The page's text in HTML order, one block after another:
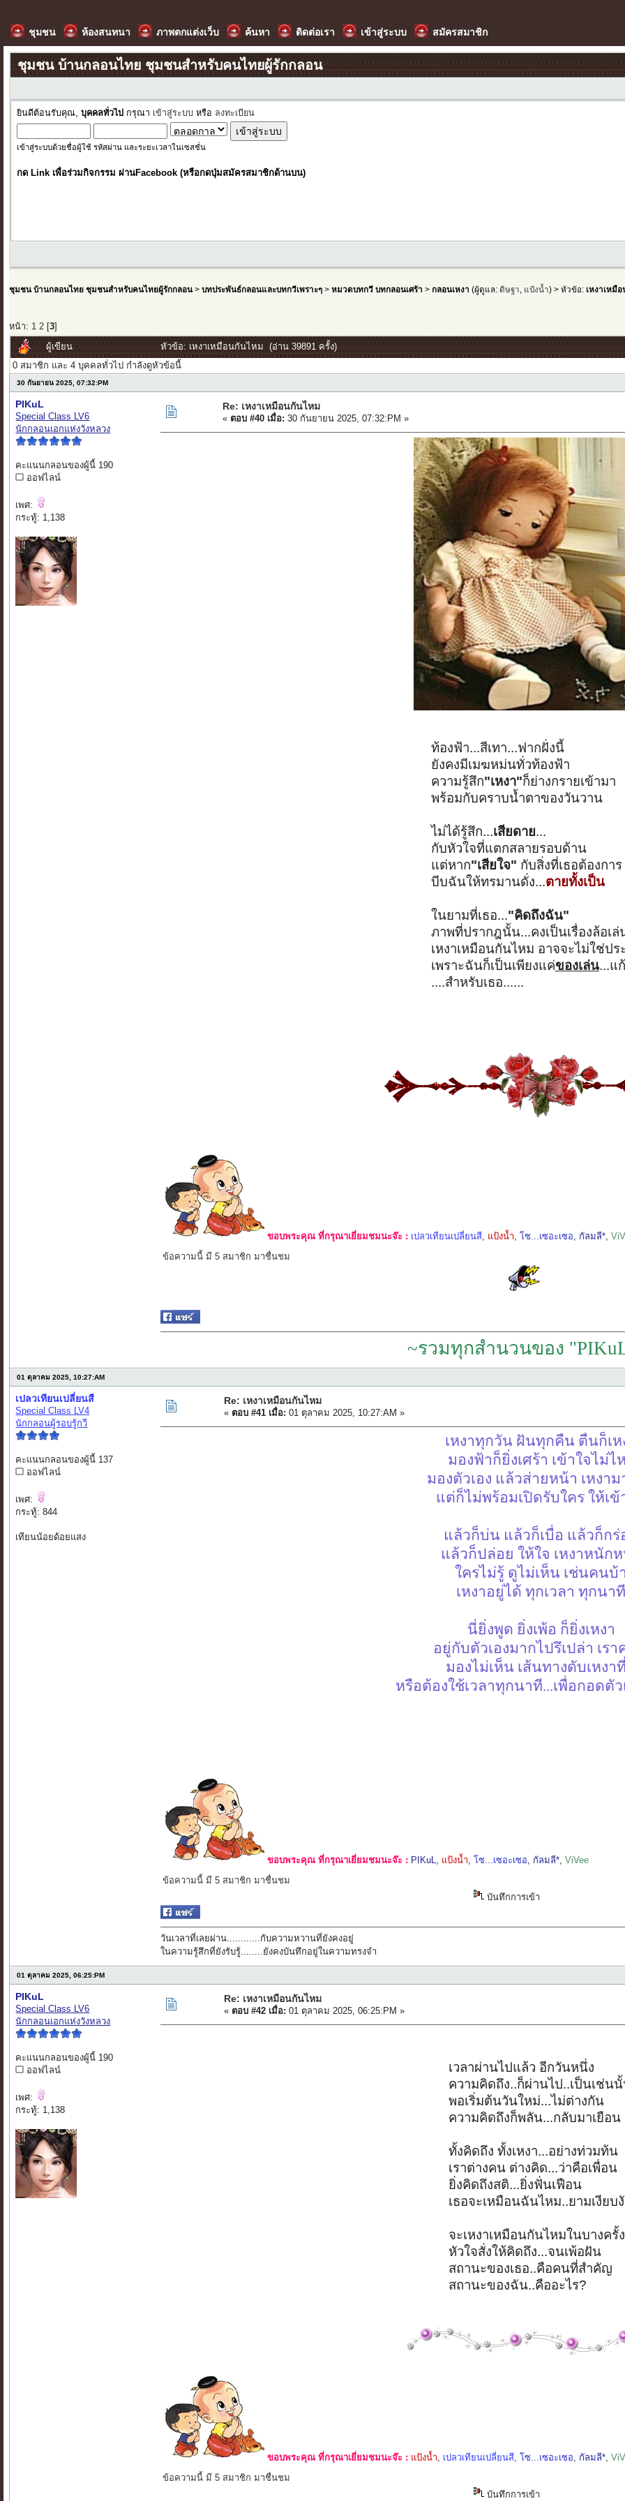
ชุมชน ห้องสนทนา ภาพตกแต่งเว็บ ค้นหา ติดต่อเรา เข้าสู่ระบบ สมัครสมาชิก
ชุมชน บ้านกลอนไทย ชุมชนสำหรับคนไทยผู้รักกลอน
ยินดีต้อนรับคุณ,บุคคลทั่วไป กรุณา เข้าสู่ระบบ หรือ ลงทะเบียน
เข้าสู่ระบบด้วยชื่อผู้ใช้ รหัสผ่าน และระยะเวลาในเซสชั่น
กด Link เพื่อร่วมกิจกรรม ผ่านFacebook (หรือกดปุ่มสมัครสมาชิกด้านบน)
ชุมชน บ้านกลอนไทย ชุมชนสำหรับคนไทยผู้รักกลอน >บทประพันธ์กลอนและบทกวีเพราะๆ >หมวดบทกวี บทกลอนเศร้า >กลอนเหงา (ผู้ดูแล:ดิษฐา แป้งน้ำ) > หัวข้อ: เหงาเหมื
หน้า: 1 2 [3
ผู้เขียน
หัวข้อ: เหงาเหมือนกันไหม (อ่าน 39891 ครั้ง)
0 สมาชิก และ 4 บุคคลทั่วไป กำลังดูหัวข้อนี้
30 กันยายน 2025, 07:32:PM
PIKuL
Special Class LV6
นักกลอนเอกแห่งวังหลวง
คะแนนกลอนของผู้นี้ 190
ออฟไลน์
เพศ:
กระทู้: 1,138
Re: เหงาเหมือนกันไหม
« ตอบ #40 เมื่อ: 30 กันยายน 2025, 07:32:PM »
ท้องฟ้า...สีเทา...ฟากฝั่งนี้
ยังคงมีเมฆหม่นทั่วท้องฟ้า
ความรู้สึก"เหงา"ก็ย่างกรายเข้ามา
พร้อมกับคราบน้ำตาของวันวาน
ไม่ได้รู้สึก...เสียดาย...
กับหัวใจที่แตกสลายรอบด้าน
แต่หาก"เสียใจ" กับสิ่งที่เธอต้องการ
บีบฉันให้ทรมานดั่ง...ตายทั้งเป็น
ในยามที่เธอ..."คิดถึงฉัน"
ภาพที่ปรากฎนั้น...คงเป็นเรื่องล้อเล่
เหงาเหมือนกันไหม อาจจะไม่ใช่ปร
เพราะฉันก็เป็นเพียงแค่ของเล่น...แ
....สำหรับเธอ......
ขอบพระคุณ ที่กรุณาเยี่ยมชมนะจ๊ะ : เปลวเทียนเปลี่ยนสี, แป้งน้ำ,โซ...เซอะเซอ, กัลมลี*,
ข้อความนี้ มี 5 สมาชิก มาชื่นชม
~รวมทุกสำนวนของ
01 ตุลาคม 2025, 10:27:AM
เปลวเทียนเปลี่ยนสี
Special Class LV4
นักกลอนผู้รอบรู้กวี
คะแนนกลอนของผู้นี้ 137
ออฟไลน์
เพศ:
กระทู้: 844
เทียนน้อยด้อยแสง
Re: เหงาเหมือนกันไหม
« ตอบ #41 เมื่อ: 01 ตุลาคม 2025, 10:27:AM »
เหงาทุกวัน ฝันทุกคืน ตื่นก็เห
มองฟ้าก็ยิ่งเศร้า เข้าใจไม่ไ
มองตัวเอง แล้วส่ายหน้า เหงา
แต่ก็ไม่พร้อมเปิดรับใคร ให้เข้
แล้วก็บ่น แล้วก็เบื่อ แล้วก็กร่
แล้วก็ปล่อย ให้ใจ เหงาหนัก
ใครไม่รู้ ดูไม่เห็น เช่นคนบ้
เหงาอยู่ได้ ทุกเวลา ทุกนา
นี่ยิ่งพูด ยิ่งเพ้อ ก็ยิ่งเหงา
อยู่กับตัวเองมากไปรึเปล่า เร
มองไม่เห็น เส้นทางดับเหงา
หรือต้องใช้เวลาทุกนาที...เพื่อกอดตัว
ขอบพระคุณ ที่กรุณาเยี่ยมชมนะจ๊ะ : PIKuL, แป้งน้ำ,โซ...เซอะเซอ, กัลมลี*,ViVee
ข้อความนี้ มี 5 สมาชิก มาชื่นชม
บันทึกการเข้า
วันเวลาที่เลยผ่าน............กับความหวานที่ยังคงอยู่
ในความรู้สึกที่ยังรับรู้........ยังคงบันทึกอยู่ในความทรงจำ
01 ตุลาคม 2025, 06:25:PM
PIKuL
Special Class LV6
นักกลอนเอกแห่งวังหลวง
คะแนนกลอนของผู้นี้ 190
ออฟไลน์
เพศ:
กระทู้: 1,138
Re: เหงาเหมือนกันไหม
« ตอบ #42 เมื่อ: 01 ตุลาคม 2025, 06:25:PM »
เวลาผ่านไปแล้ว อีกวันหนึ่ง
ความคิดถึง..ก็ผ่านไป..เป็นเช่น
พอเริ่มต้นวันใหม่...ไม่ต่างกัน
ความคิดถึงก็พลัน...กลับมาเยือน
ทั้งคิดถึง ทั้งเหงา...อย่างท่วมท้น
เราต่างคน ต่างคิด...ว่าคือเพื่อน
ยิ่งคิดถึงสติ...ยิ่งฟั่นเฟือน
เธอจะเหมือนฉันไหม..ยามเงียบ
จะเหงาเหมือนกันไหมในบางครั้ง
หัวใจสั่งให้คิดถึง...จนเพ้อฝัน
สถานะของเธอ..คือคนที่สำคัญ
สถานะของฉัน..คืออะไร?
ขอบพระคุณ ที่กรุณาเยี่ยมชมนะจ๊ะ : แป้งน้ำ, เปลวเทียนเปลี่ยนสี,โซ...เซอะเซอ, กัลมลี*,
ข้อความนี้ มี 5 สมาชิก มาชื่นชม
บันทึกการเข้า